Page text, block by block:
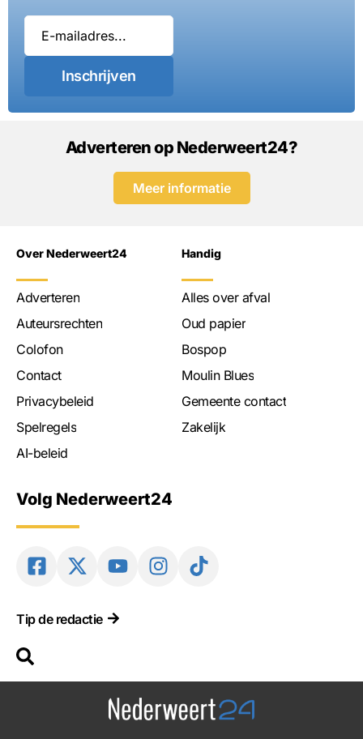
Inschrijven
Adverteren op Nederweert24?
Meer informatie
Over Nederweert24
Adverteren
Auteursrechten
Colofon
Contact
Privacybeleid
Spelregels
AI-beleid
Handig
Alles over afval
Oud papier
Bospop
Moulin Blues
Gemeente contact
Zakelijk
Volg Nederweert24
Tip de redactie